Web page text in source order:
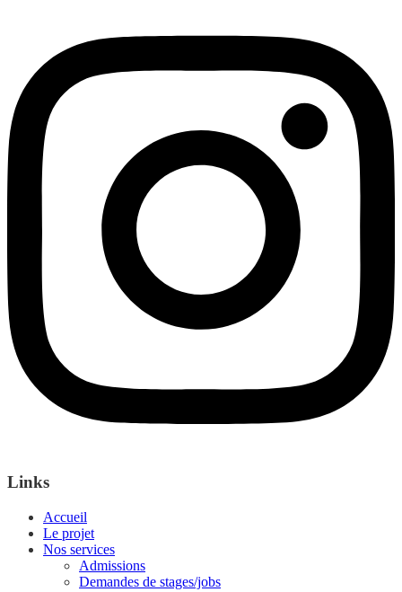
Links
Accueil
Le projet
Nos services
Admissions
Demandes de stages/jobs